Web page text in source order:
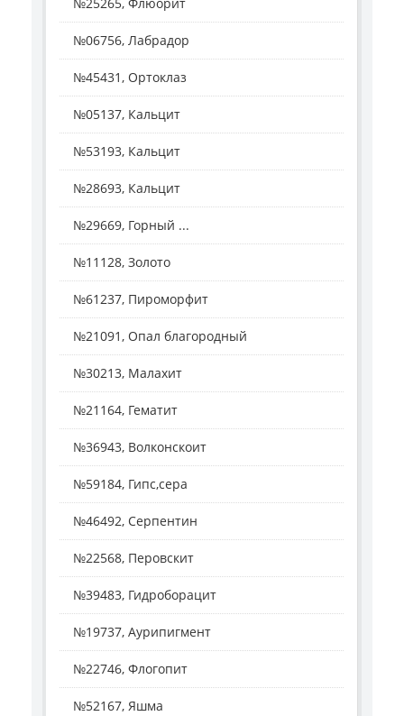
№06756, Лабрадор
№45431, Ортоклаз
№05137, Кальцит
№53193, Кальцит
№28693, Кальцит
№29669, Горный ...
№11128, Золото
№61237, Пироморфит
№21091, Опал благородный
№30213, Малахит
№21164, Гематит
№36943, Волконскоит
№59184, Гипс,сера
№46492, Серпентин
№22568, Перовскит
№39483, Гидроборацит
№19737, Аурипигмент
№22746, Флогопит
№52167, Яшма